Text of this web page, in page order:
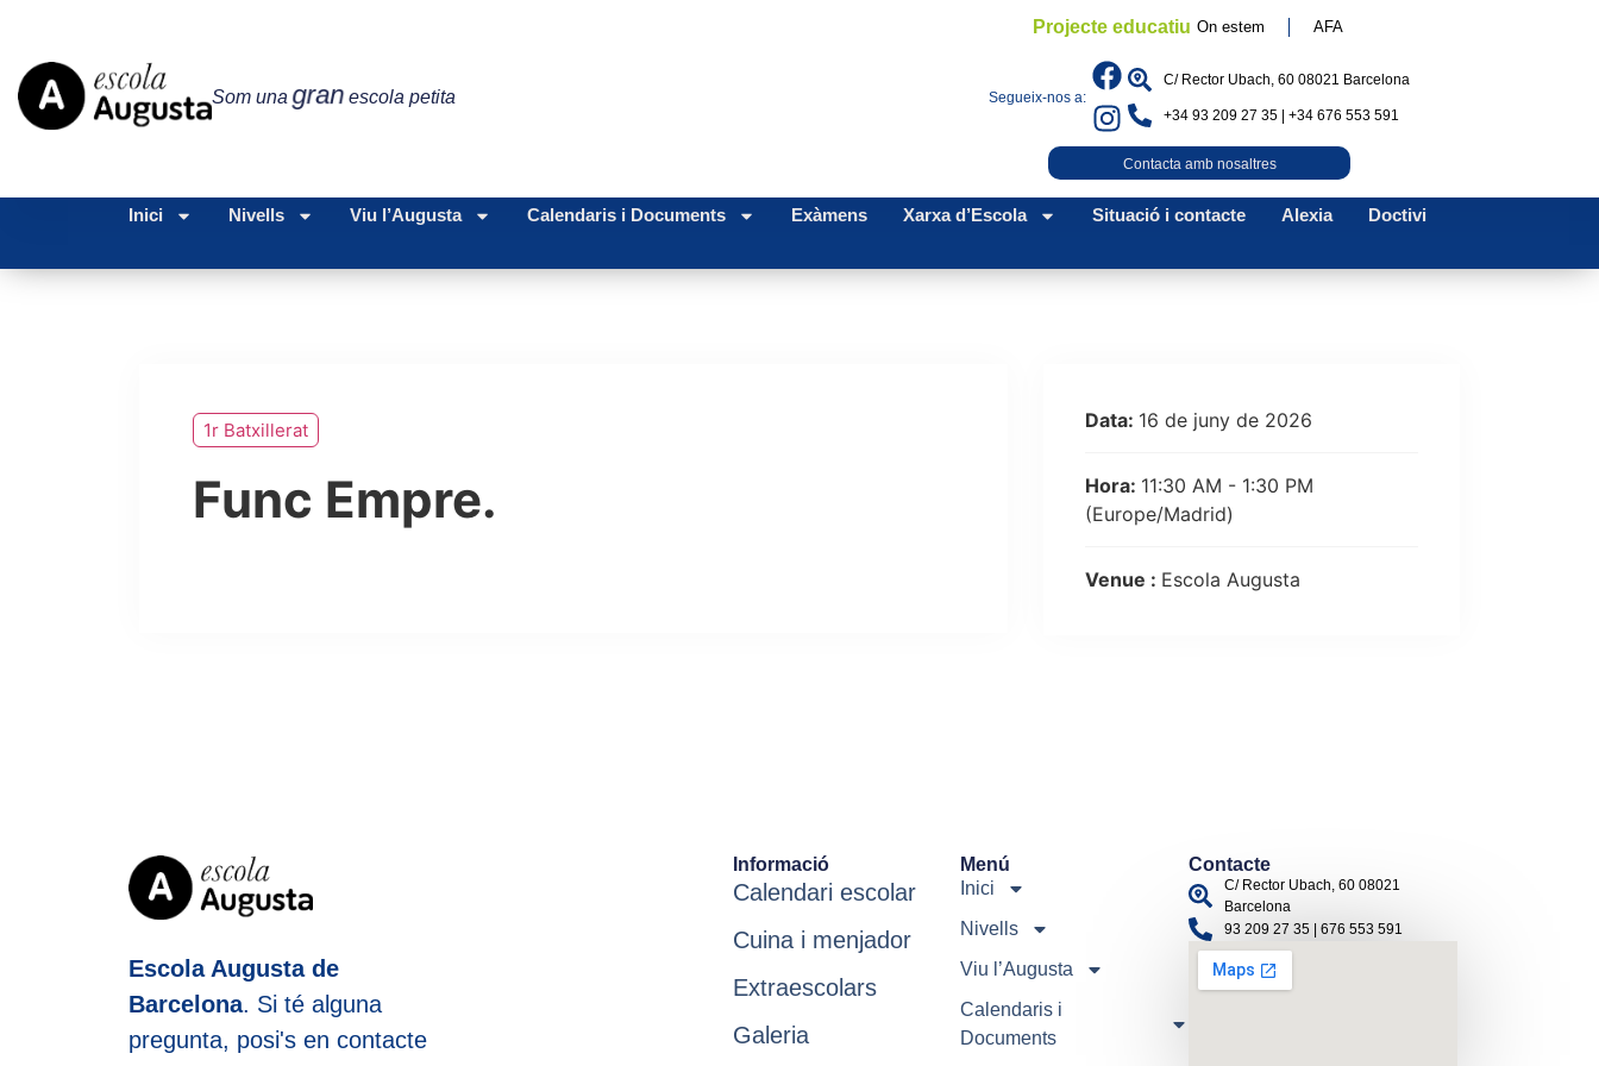
Som una gran escola petita
Projecte educatiu On estem AFA
Segueix-nos a:
C/ Rector Ubach, 60 08021 Barcelona
+34 93 209 27 35 | +34 676 553 591
Contacta amb nosaltres
Inici Nivells Viu l’Augusta Calendaris i Documents Exàmens Xarxa d’Escola Situació i contacte Alexia Doctivi
1r Batxillerat
Func Empre.
Data: 16 de juny de 2026
Hora: 11:30 AM - 1:30 PM
(Europe/Madrid)
Venue : Escola Augusta
Escola Augusta de
Barcelona. Si té alguna
pregunta, posi's en contacte
Informació
Calendari escolar
Cuina i menjador
Extraescolars
Galeria
Menú
Inici
Nivells
Viu l’Augusta
Calendaris i
Documents
Contacte
C/ Rector Ubach, 60 08021
Barcelona
93 209 27 35 | 676 553 591